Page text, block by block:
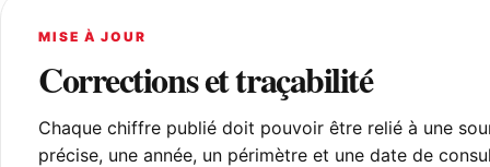
MISE À JOUR
Corrections et traçabilité
Chaque chiffre publié doit pouvoir être relié à une
précise, une année, un périmètre et une date de